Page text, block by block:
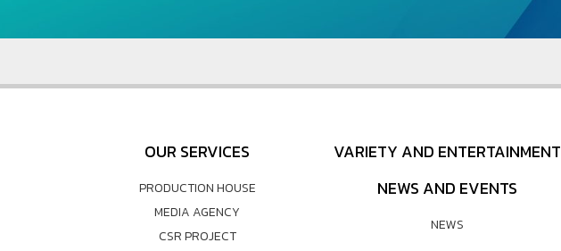
OUR SERVICES
PRODUCTION HOUSE
MEDIA AGENCY
CSR PROJECT
VARIETY AND ENTERTAINMENT
NEWS AND EVENTS
NEWS